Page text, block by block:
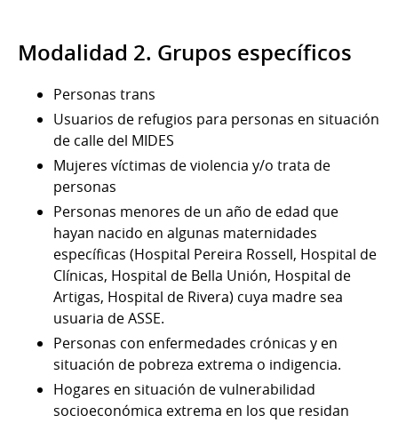
Modalidad 2. Grupos específicos
Personas trans
Usuarios de refugios para personas en situación
de calle del MIDES
Mujeres víctimas de violencia y/o trata de
personas
Personas menores de un año de edad que
hayan nacido en algunas maternidades
específicas (Hospital Pereira Rossell, Hospital de
Clínicas, Hospital de Bella Unión, Hospital de
Artigas, Hospital de Rivera) cuya madre sea
usuaria de ASSE.
Personas con enfermedades crónicas y en
situación de pobreza extrema o indigencia.
Hogares en situación de vulnerabilidad
socioeconómica extrema en los que residan